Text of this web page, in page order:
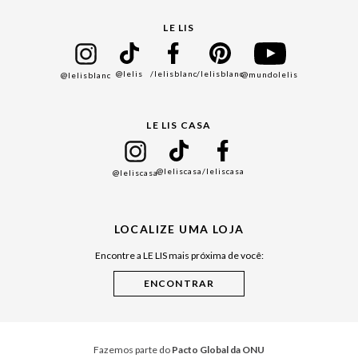
Black Friday
Cuidados Casa
LE LIS
@lelisblanc @lelis /lelisblanc/lelisblanc@mundolelis
LE LIS CASA
@leliscasa@leliscasa/leliscasa
LOCALIZE UMA LOJA
Encontre a LE LIS mais próxima de você:
Fazemos parte do Pacto Global da ONU